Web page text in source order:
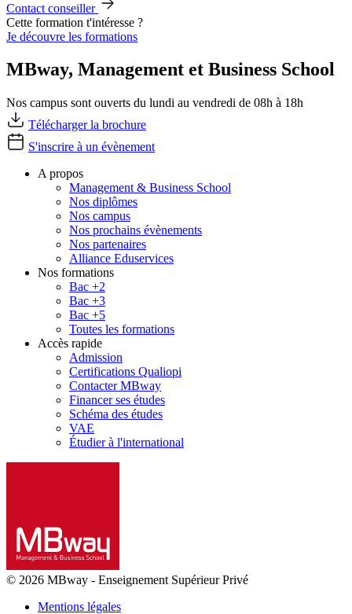
Contact conseiller
Cette formation t'intéresse ?
Je découvre les formations
MBway, Management et Business School
Nos campus sont ouverts du lundi au vendredi de 08h à 18h
Télécharger la brochure
S'inscrire à un évènement
A propos
Management & Business School
Nos diplômes
Nos campus
Nos prochains évènements
Nos partenaires
Alliance Eduservices
Nos formations
Bac +2
Bac +3
Bac +5
Toutes les formations
Accès rapide
Admission
Certifications Qualiopi
Contacter MBway
Financer ses études
Schéma des études
VAE
Étudier à l'international
© 2026 MBway - Enseignement Supérieur Privé
Mentions légales